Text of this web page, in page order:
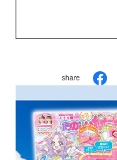
シピを提供。 自
share